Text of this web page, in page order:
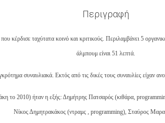
Περιγραφή
ταχύτατα κοινό και κριτικούς. Περιλαμβάνει 5
άλμπουμ είναι 51 λεπτά.
συναυλιακά. Εκτός από τις δικές τους συναυλίες είχαν
το 2010) ήταν η εξής: Δημήτρης Πατσαρός (κιθάρα,
Νίκος Δημητρακάκος (ντραμς , programming), Σταύρος